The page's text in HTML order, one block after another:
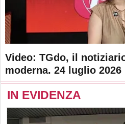
Video: TGdo, il
moderna. 24 luglio 2026
IN EVIDENZA